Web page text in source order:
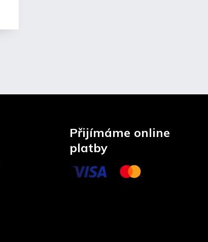
Přijímáme online
platby